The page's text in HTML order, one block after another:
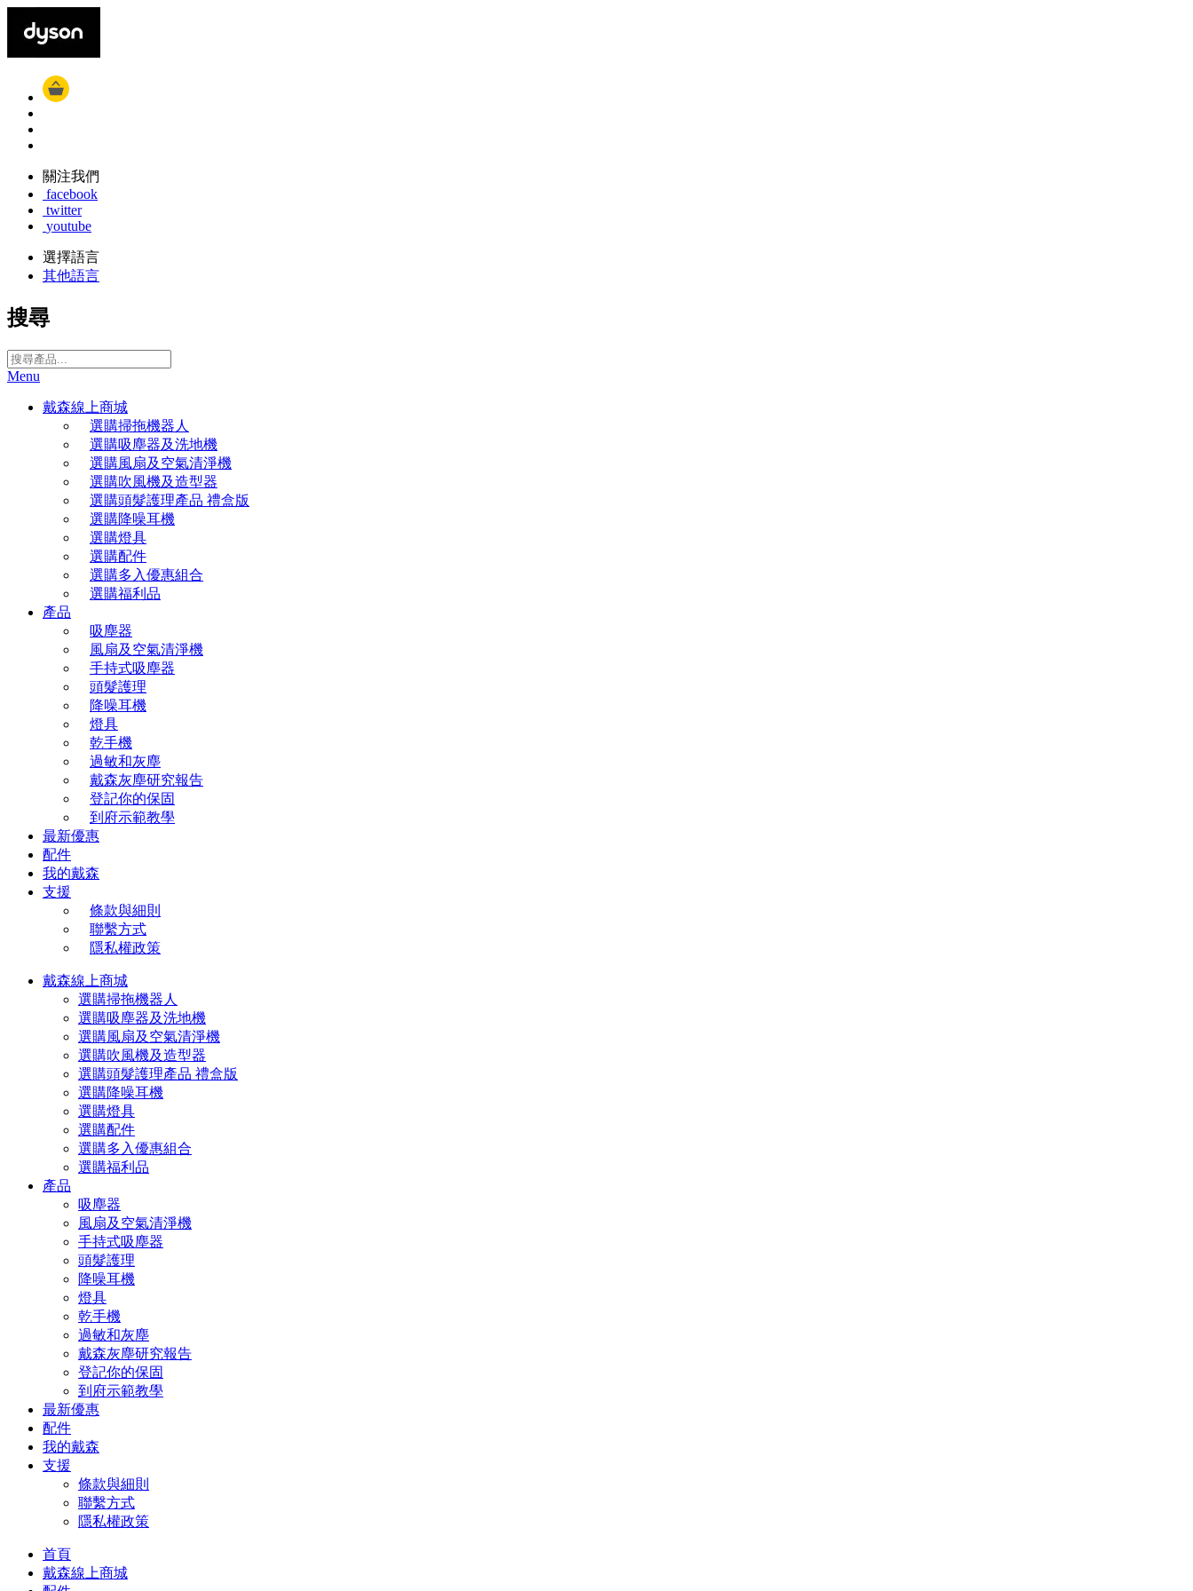
關注我們
facebook
twitter
youtube
選擇語言
其他語言
搜尋
Menu
戴森線上商城
選購掃拖機器人
選購吸塵器及洗地機
選購風扇及空氣清淨機
選購吹風機及造型器
選購頭髮護理產品 禮盒版
選購降噪耳機
選購燈具
選購配件
選購多入優惠組合
選購福利品
產品
吸塵器
風扇及空氣清淨機
手持式吸塵器
頭髮護理
降噪耳機
燈具
乾手機
過敏和灰塵
戴森灰塵研究報告
登記你的保固
到府示範教學
最新優惠
配件
我的戴森
支援
條款與細則
聯繫方式
隱私權政策
戴森線上商城
選購掃拖機器人
選購吸塵器及洗地機
選購風扇及空氣清淨機
選購吹風機及造型器
選購頭髮護理產品 禮盒版
選購降噪耳機
選購燈具
選購配件
選購多入優惠組合
選購福利品
產品
吸塵器
風扇及空氣清淨機
手持式吸塵器
頭髮護理
降噪耳機
燈具
乾手機
過敏和灰塵
戴森灰塵研究報告
登記你的保固
到府示範教學
最新優惠
配件
我的戴森
支援
條款與細則
聯繫方式
隱私權政策
首頁
戴森線上商城